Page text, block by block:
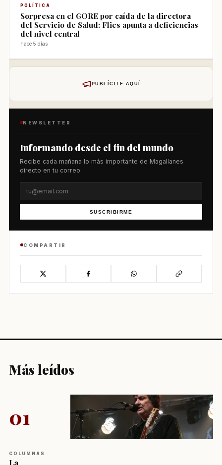
POLÍTICA
Sorpresa en el GORE por caída de la directora
del Servicio de Salud: Flies apunta a deficiencias
del nivel central
hace 5 días
PUBLÍCITE AQUÍ
NEWSLETTER
Informando desde el fin del mundo
Recibe cada mañana lo más importante de Magallanes
directo en tu correo.
SUSCRIBIRME
COMPARTIR
Más leídos
01
COLUMNAS
La